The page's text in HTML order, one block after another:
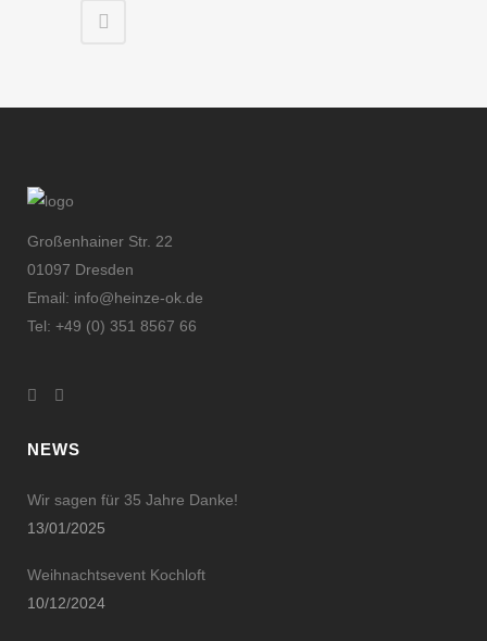
Großenhainer Str. 22
01097 Dresden
Email: info@heinze-ok.de
Tel: +49 (0) 351 8567 66
NEWS
Wir sagen für 35 Jahre Danke!
13/01/2025
Weihnachtsevent Kochloft
10/12/2024